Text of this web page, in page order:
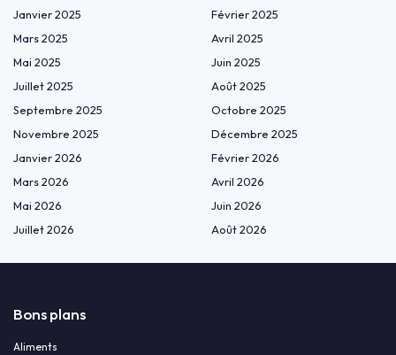
Janvier 2025
Février 2025
Mars 2025
Avril 2025
Mai 2025
Juin 2025
Juillet 2025
Août 2025
Septembre 2025
Octobre 2025
Novembre 2025
Décembre 2025
Janvier 2026
Février 2026
Mars 2026
Avril 2026
Mai 2026
Juin 2026
Juillet 2026
Août 2026
Bons plans
Aliments